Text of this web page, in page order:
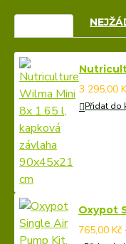
3 295,00
Přidat do
Oxypot
765,00 Kč